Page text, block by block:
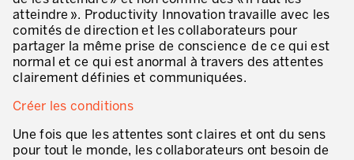
Méthodologies Lean appliquées aux services
5S et Lean Office
Indicateurs de performance
Lean dans les activités de service
atteindre ». Productivity Innovation travaille avec les
comités de direction et les collaborateurs pour
partager la même prise de conscience de ce qui est
normal et ce qui est anormal à travers des attentes
clairement définies et communiquées.
Créer les conditions
Une fois que les attentes sont claires et ont du sens
pour tout le monde, les collaborateurs ont besoin de